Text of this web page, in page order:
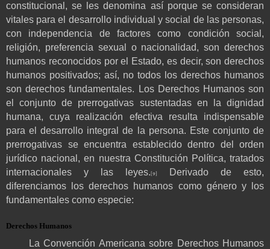
constitucional, se les denomina así porque se consideran
vitales para el desarrollo individual y social de las personas,
con independencia de factores como condición social,
religión, preferencia sexual o nacionalidad, son derechos
humanos reconocidos por el Estado, es decir, son derechos
humanos positivados; así, no todos los derechos humanos
son derechos fundamentales. Los Derechos Humanos son
el conjunto de prerrogativas sustentadas en la dignidad
humana, cuya realización efectiva resulta indispensable
para el desarrollo integral de la persona. Este conjunto de
prerrogativas se encuentra establecido dentro del orden
jurídico nacional, en nuestra Constitución Política, tratados
internacionales y las leyes. [9]
Derivado de esto,
diferenciamos los derechos humanos como género y los
fundamentales como especie:
Derechos Humanos
La Convención Americana sobre Derechos Humanos